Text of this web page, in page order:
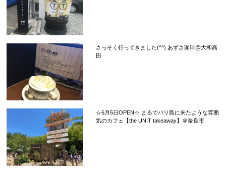
さっそく行ってきました(^^) あずさ珈琲@大和高
田
☆6月5日OPEN☆ まるでバリ島に来たような雰囲
気のカフェ【the UNIT takeaway】＠奈良市